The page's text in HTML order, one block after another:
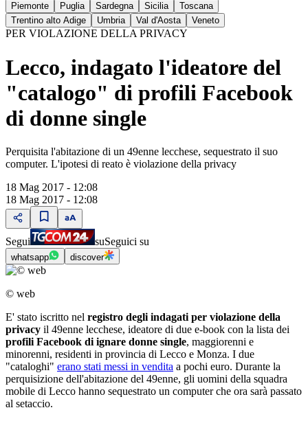
Piemonte
Puglia Sardegna Sicilia
Toscana
Trentino alto Adige
Umbria Val d'Aosta Veneto
PER VIOLAZIONE DELLA PRIVACY
Lecco, indagato l'ideatore del
"catalogo" di profili Facebook
di donne single
Perquisita l'abitazione di un 49enne lecchese, sequestrato il suo
computer. L'ipotesi di reato è violazione della privacy
18 Mag 2017 - 12:08
18 Mag 2017 - 12:08
Segui suSeguici su
whatsapp discover
© web
E' stato iscritto nel registro degli indagati per violazione della
privacy il 49enne lecchese, ideatore di due e-book con la lista dei
profili Facebook di ignare donne single, maggiorenni e
minorenni, residenti in provincia di Lecco e Monza. I due
"cataloghi" erano stati messi in vendita a pochi euro. Durante la
perquisizione dell'abitazione del 49enne, gli uomini della squadra
mobile di Lecco hanno sequestrato un computer che ora sarà passato
al setaccio.